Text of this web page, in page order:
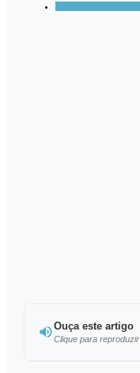
Ouça este artigo
Clique para reproduzir